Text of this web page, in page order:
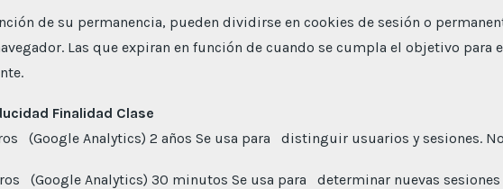
de su permanencia, pueden dividirse en cookies de sesión o
Las que expiran en función de cuando se cumpla el objetivo para
Finalidad Clase
(Google Analytics) 2 años Se usa para distinguir usuarios y sesiones.
(Google Analytics) 30 minutos Se usa para determinar nuevas sesiones